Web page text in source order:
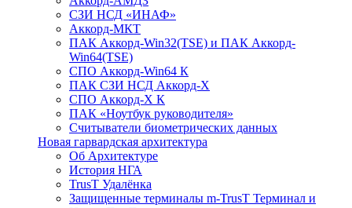
СЗИ НСД «ИНАФ»
Аккорд-МКТ
ПАК Аккорд-Win32(TSE) и ПАК Аккорд-
Win64(TSE)
СПО Аккорд-Win64 К
ПАК СЗИ НСД Аккорд-X
СПО Аккорд-X К
ПАК «Ноутбук руководителя»
Cчитыватели биометрических данных
Новая гарвардская архитектура
Об Архитектуре
История НГА
TrusT Удалёнка
Защищенные терминалы m-TrusT Терминал и